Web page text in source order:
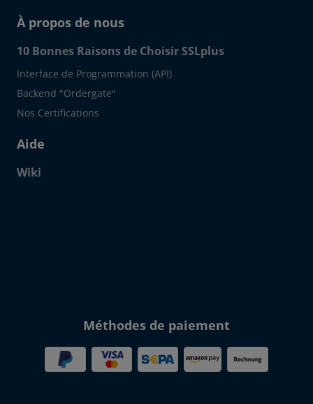
À propos de nous
10 Bonnes Raisons de Choisir SSLplus
Interface de Programmation (API)
Backend "Ordergate"
Nos Certifications
Aide
Wiki
Méthodes de paiement